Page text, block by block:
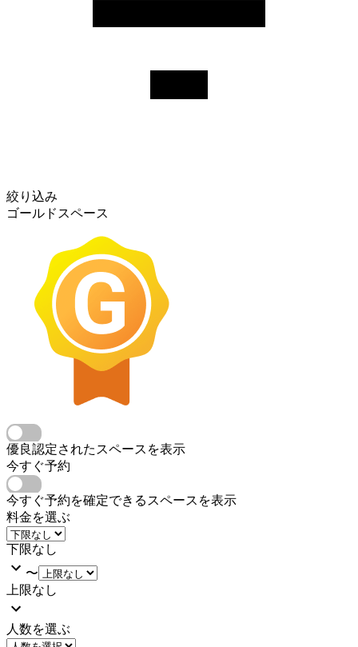
絞り込み
ゴールドスペース
優良認定されたスペースを表示
今すぐ予約
今すぐ予約を確定できるスペースを表示
料金を選ぶ
下限なし
〜
上限なし
人数を選ぶ